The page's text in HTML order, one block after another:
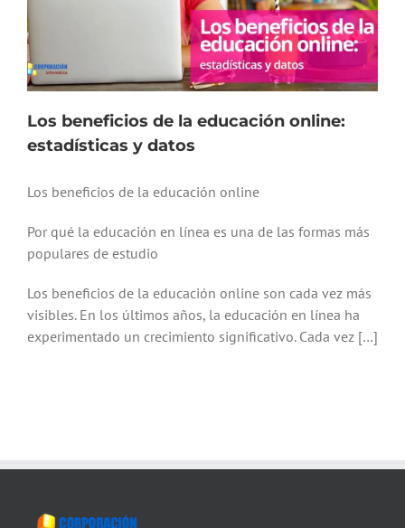
Los beneficios de la educación online:
estadísticas y datos
Los beneficios de la educación online
Por qué la educación en línea es una de las formas más
populares de estudio
Los beneficios de la educación online son cada vez más
visibles. En los últimos años, la educación en línea ha
experimentado un crecimiento significativo. Cada vez […]